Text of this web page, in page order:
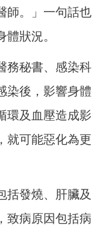
師。」一句話也
狀況。
務秘書、感染科
染後，影響身體
環及血壓造成影
就可能惡化為更
括發燒、肝臟及
致病原因包括病